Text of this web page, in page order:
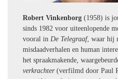
Robert Vinkenborg (1958) is
sinds 1982 voor uiteenlopende
vooral in De Telegraaf, waar hij
misdaadverhalen en human
het spraakmakende,
verkrachter(verfilmd door Paul